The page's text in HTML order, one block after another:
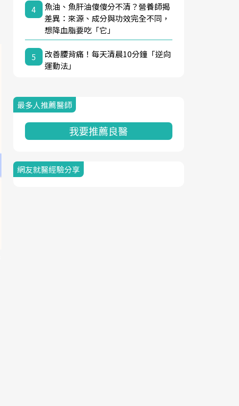
4
魚油、魚肝油傻傻分不清？營養師揭
差異：來源、成分與功效完全不同，
想降血脂要吃「它」
5
改善腰背痛！每天清晨10分鐘「逆向
運動法」
最多人推薦醫師
我要推薦良醫
網友就醫經驗分享